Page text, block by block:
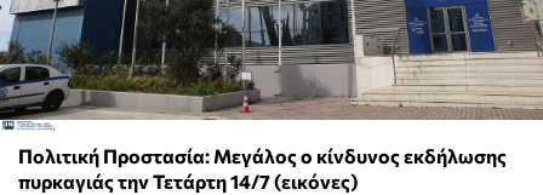
Πολιτική Προστασία: Μεγάλος ο κίνδυνος εκδήλωσης
πυρκαγιάς την Τετάρτη 14/7 (εικόνες)